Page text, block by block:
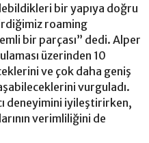
bir yapıya doğru
roaming
bir parçası” dedi. Alper
üzerinden 10
ve çok daha geniş
vurguladı.
deneyimini iyileştirirken,
verimliliğini de